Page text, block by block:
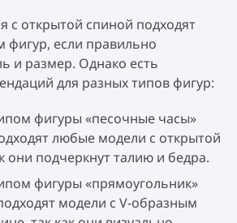
с открытой спиной подходят
фигур, если правильно
и размер. Однако есть
для разных типов фигур:
фигуры «песочные часы»
любые модели с открытой
они подчеркнут талию и бедра.
фигуры «прямоугольник»
модели с V-образным